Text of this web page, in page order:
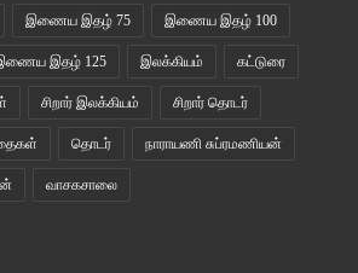
தான்பிறந்த மீன்சந்தைக்குச் சென்று குப்பியில்
அவ்வாடையில் ஈர்க்கப்பட்ட அவன்மீது மொய்க்கிறது,
அகல அங்கு ஜீன்-பாப்டிஸ்ட் இருந்ததற்கான எந்த
குப்பியைத் தவிர. அதிலுள்ள கடைசி துளியும்
இணைய இதழ் 75 இணைய இதழ் 100
இதழ் 125 இலக்கியம் கட்டுரை
சிறார் இலக்கியம் சிறார் தொடர்
தொடர் நாராயணி சுப்ரமணியன்
வாசகசாலை